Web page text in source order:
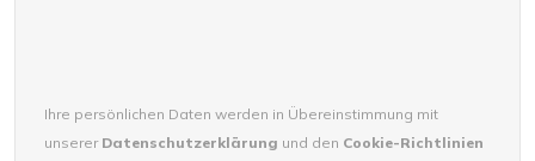
Ihre persönlichen Daten werden in Übereinstimmung mit
unserer Datenschutzerklärung und den Cookie-Richtlinien